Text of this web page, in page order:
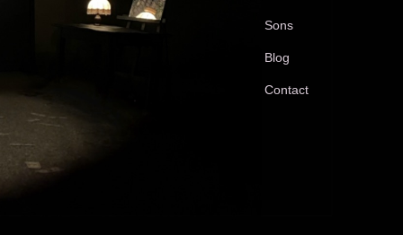
Sons
Blog
Contact